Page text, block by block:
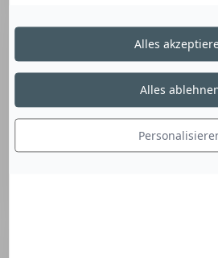
Lactic
Milchsäure, die
vorkommt, ist
verwendet, um die
fördern, indem
Alles
Alles